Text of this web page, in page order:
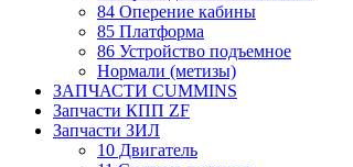
84 Оперение кабины
85 Платформа
86 Устройство подъемное
Нормали (метизы)
ЗАПЧАСТИ CUMMINS
Запчасти КПП ZF
Запчасти ЗИЛ
10 Двигатель